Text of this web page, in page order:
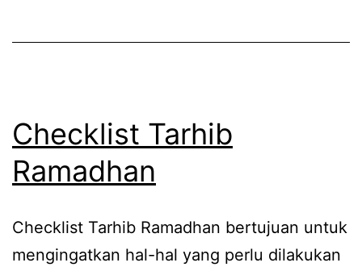
Checklist Tarhib
Ramadhan
Checklist Tarhib Ramadhan bertujuan untuk
mengingatkan hal-hal yang perlu dilakukan